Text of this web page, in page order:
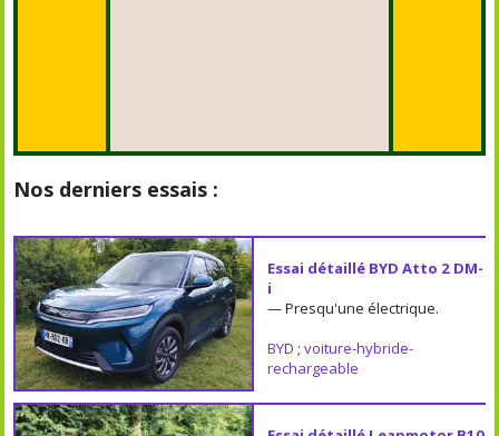
Nos derniers essais :
Essai détaillé BYD Atto 2 DM-
i
— Presqu'une électrique.
BYD ; voiture-hybride-
rechargeable